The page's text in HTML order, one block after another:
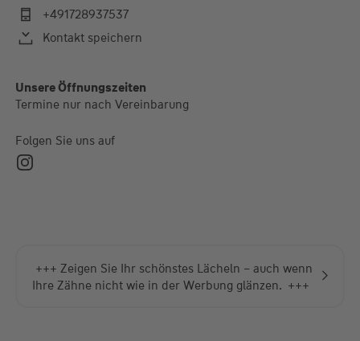
+491728937537
Kontakt speichern
Alle Öffnungszeiten
Termine nur nach Vereinbarung
Unsere Öffnungszeiten
Termine nur nach Vereinbarung
Folgen Sie uns auf
+++ Mit der Hausratversicherung der
Württembergischen müssen Sie sich bei Schäden